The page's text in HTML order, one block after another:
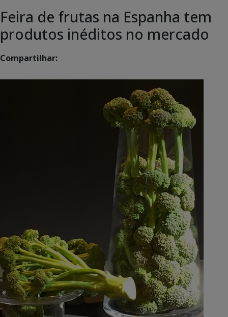
Feira de frutas na Espanha tem
produtos inéditos no mercado
Compartilhar: